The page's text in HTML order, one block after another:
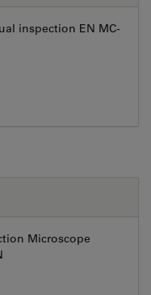
inspection EN MC-
Microscope